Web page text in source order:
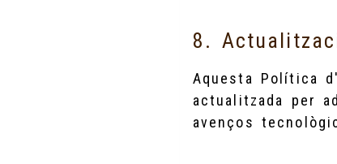
8.
Aquesta Política
actualitzada per
avenços